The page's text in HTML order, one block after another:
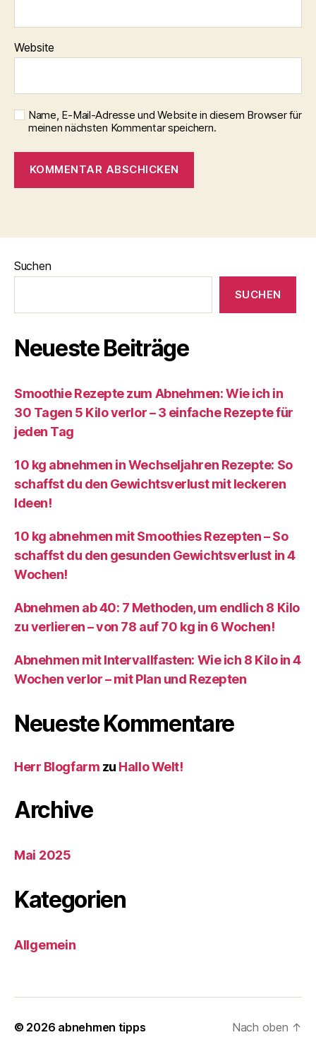
Website
Name, E-Mail-Adresse und Website in diesem Browser für
meinen nächsten Kommentar speichern.
Suchen
SUCHEN
Neueste Beiträge
Smoothie Rezepte zum Abnehmen: Wie ich in
30 Tagen 5 Kilo verlor – 3 einfache Rezepte für
jeden Tag
10 kg abnehmen in Wechseljahren Rezepte: So
schaffst du den Gewichtsverlust mit leckeren
Ideen!
10 kg abnehmen mit Smoothies Rezepten – So
schaffst du den gesunden Gewichtsverlust in 4
Wochen!
Abnehmen ab 40: 7 Methoden, um endlich 8 Kilo
zu verlieren – von 78 auf 70 kg in 6 Wochen!
Abnehmen mit Intervallfasten: Wie ich 8 Kilo in 4
Wochen verlor – mit Plan und Rezepten
Neueste Kommentare
Herr Blogfarm zu Hallo Welt!
Archive
Mai 2025
Kategorien
Allgemein
© 2026 abnehmen tipps Nach oben ↑